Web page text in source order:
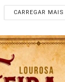
CARREGAR MAIS